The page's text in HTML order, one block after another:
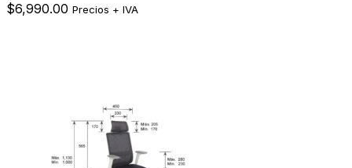
$6,990.00 Precios + IVA